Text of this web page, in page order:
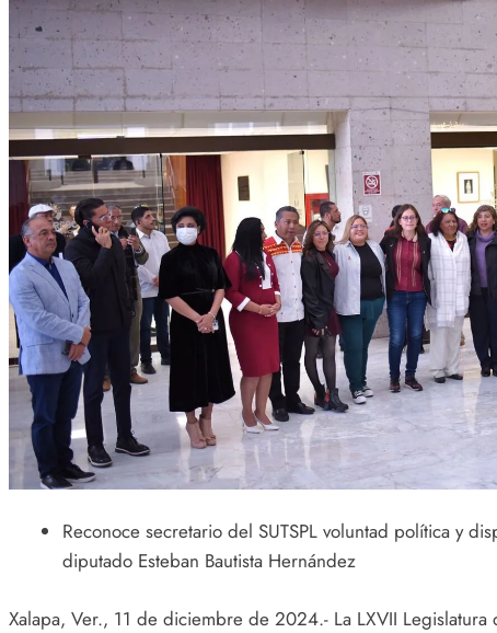
ACTIVIDADES DE ROCÍO NAHLE
Vacaciones seguras: más de 982
elementos resguardan destinos
turísticos
11 de diciembre de 2024
Reconoce secretario del SUTSPL voluntad política y
diputado Esteban Bautista Hernández
Xalapa, Ver., 11 de diciembre de 2024.- La LXVII